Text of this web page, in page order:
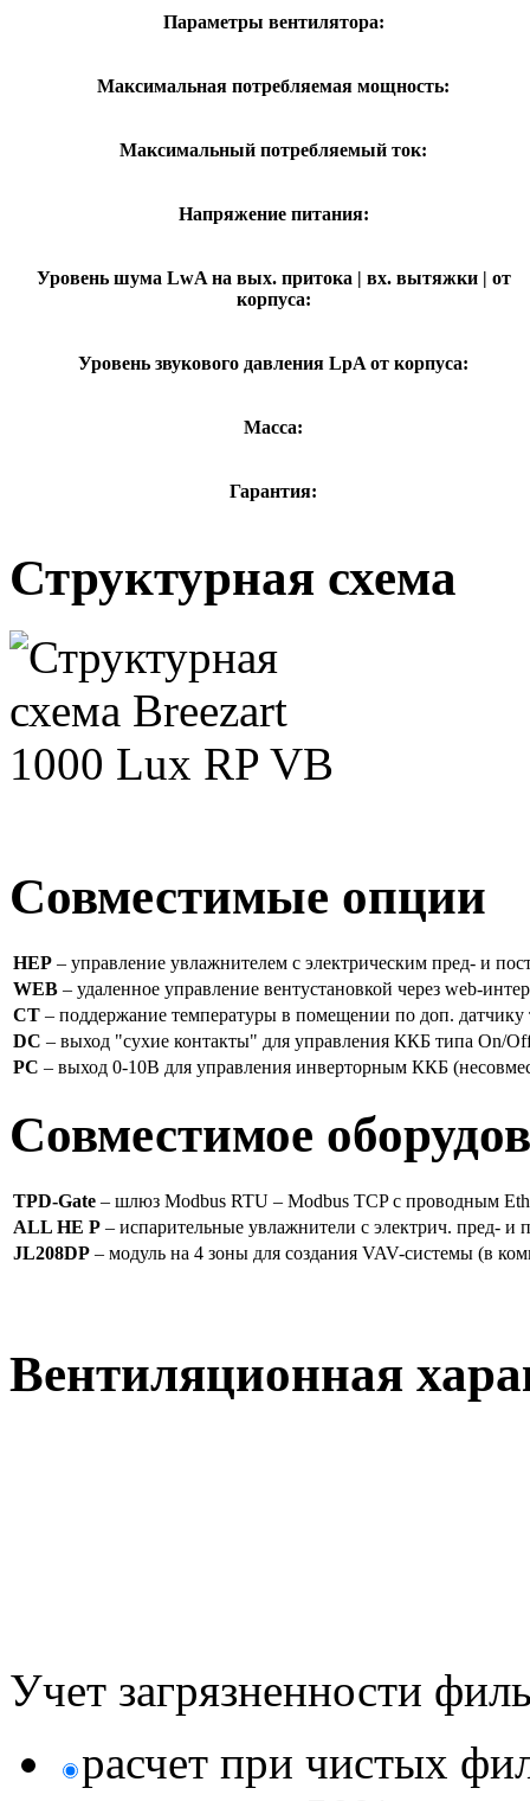
Параметры вентилятора:
Максимальная потребляемая мощность:
Максимальный потребляемый ток:
Напряжение питания:
Уровень шума LwA на вых. притока | вх. вытяжки | от
корпуса:
Уровень звукового давления LpA от корпуса:
Масса:
Гарантия:
Структурная схема
Совместимые опции
HEP – управление увлажнителем с электрическим пред- и
WEB – удаленное управление вентустановкой через web-
CT – поддержание температуры в помещении по доп. датчику
DC – выход "сухие контакты" для управления ККБ типа On/
PC – выход 0-10В для управления инверторным ККБ
Совместимое
TPD-Gate – шлюз Modbus RTU – Modbus TCP с проводным
ALL HE P – испарительные увлажнители с электрич. пред-
JL208DP – модуль на 4 зоны для создания VAV-системы (в
Вентиляционная
Учет загрязненности
расчет при чистых